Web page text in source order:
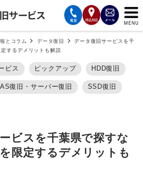
とコラム データ復旧
データ復旧サービスを千
するデメリットも解説
ビス ピックアップ HDD復旧
復旧・サーバー復旧 SSD復旧
ビスを千葉県で探すな
限定するデメリットも